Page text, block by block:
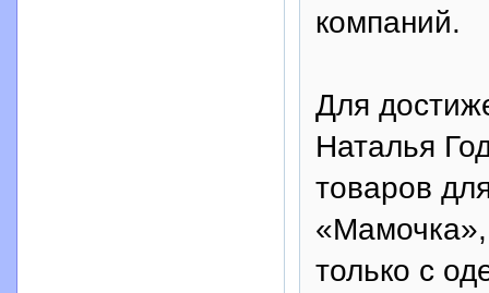
компаний.
Для
Наталья
товаров
только с